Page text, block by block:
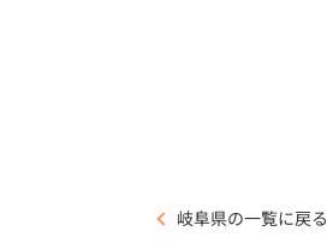
岐阜県の一覧に戻る